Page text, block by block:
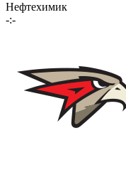
Нефтехимик
-:-